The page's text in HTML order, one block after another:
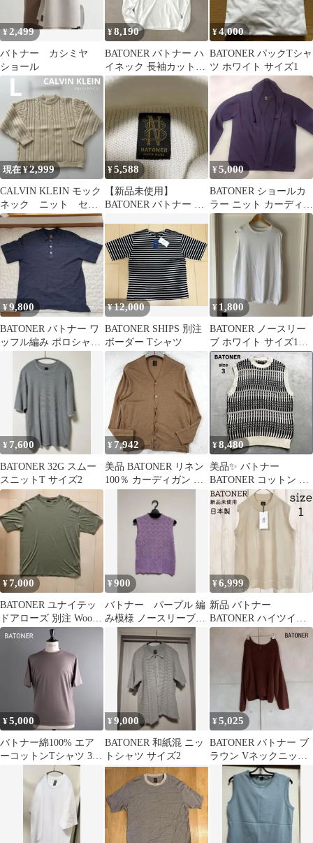
¥2,499
バトナー カシミヤ
ショール
¥8,190
BATONER バトナー ハ
イネック 長袖カットソ
ー コットン ホワイト
¥4,000
BATONER パックTシャ
ツ ホワイト サイズ1
現在 ¥2,999
CALVIN KLEIN モック
ネック ニット セー
ター L バトナー ユニ
クロ
¥5,588
【新品未使用】
BATONER バトナー ベ
¥5,000
BATONER ショールカ
ラー ニット カーディガ
ン パープル
¥9,800
BATONER バトナー ワ
ッフル編み ポロシャツ
ネイビー 2
¥12,000
BATONER SHIPS 別注
ボーダー Tシャツ
¥ 1,800
BATONER ノースリー
ブ ホワイト サイズ1
BN-24SL-060
¥ 7,600
BATONER 32G スムー
スニットT サイズ2
¥ 7,942
美品 BATONER リネン
100％ カーディガン 日
¥8,480
美品✨ バトナー
BATONER コットン ニ
ットベスト 3D size3
¥7,000
BATONER ユナイテッ
ドアローズ 別注 Wool
Tee ウールTシャツ
¥900
バトナー パープル 編
み模様 ノースリーブニ
¥6,999
新品 バトナー
BATONER ハイツイス
ト コットン シルク ス
リーブレス
¥5,000
バトナー綿100% エア
ーコットンTシャツ 3グ
レージュ/クルーネック
カットソー
¥9,000
BATONER 和紙混 ニッ
トシャツ サイズ2
¥5,025
BATONER バトナー ブ
ラウン Vネックニット
X3336